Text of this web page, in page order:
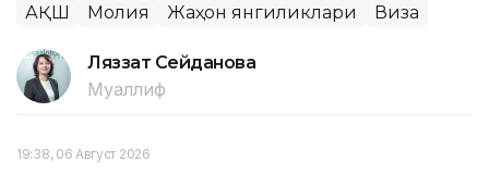
АҚШ Молия Жаҳон янгиликлари Виза
Ляззат Сейданова
Муаллиф
19:38, 06 Август 2026